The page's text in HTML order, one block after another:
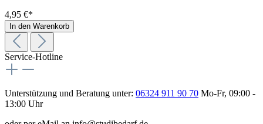
4,95 €*
In den Warenkorb
Service-Hotline
Unterstützung und Beratung unter: 06324 911 90 70 Mo-Fr, 09:00 -
13:00 Uhr